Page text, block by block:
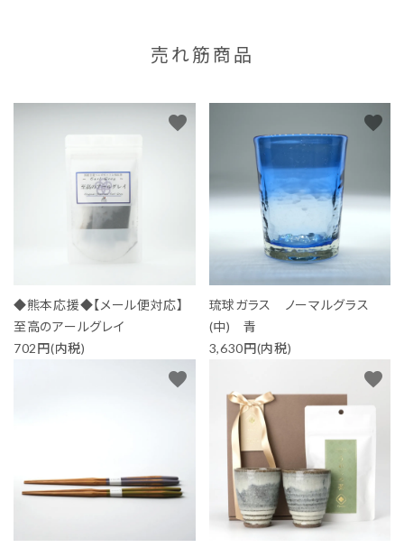
売れ筋商品
◆熊本応援◆【メール便対応】
至高のアールグレイ
702円(内税)
favorite
琉球ガラス ノーマルグラス
(中) 青
3,630円(内税)
favorite
favorite favorite